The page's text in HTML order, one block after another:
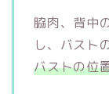
脇肉、背中
し、バスト
バストの位